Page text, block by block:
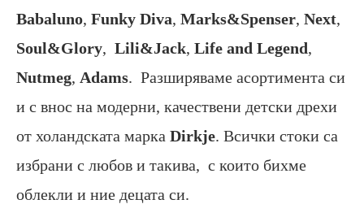
Babaluno, Funky Diva, Marks&Spenser, Next,
Soul&Glory, Lili&Jack, Life and Legend,
Nutmeg, Adams. Разширяваме асортимента си
и с внос на модерни, качествени детски дрехи
от холандската марка Dirkje. Всички стоки са
избрани с любов и такива, с които бихме
облекли и ние децата си.